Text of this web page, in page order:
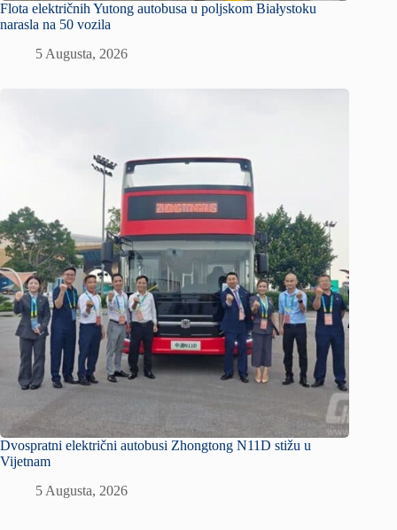
Flota električnih Yutong autobusa u poljskom Białystoku
narasla na 50 vozila
5 Augusta, 2026
Dvospratni električni autobusi Zhongtong N11D stižu u
Vijetnam
5 Augusta, 2026